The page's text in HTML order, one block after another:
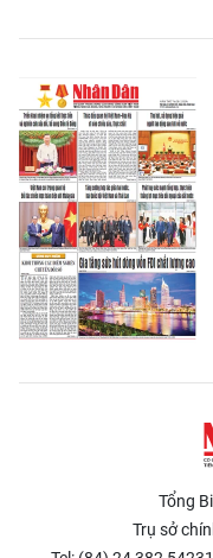
Tổng
Trụ sở